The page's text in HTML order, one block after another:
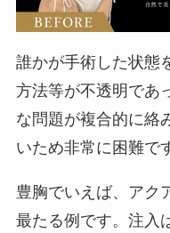
誰かが手術した状態
方法等が不透明であ
な問題が複合的に絡
いため非常に困難で
豊胸でいえば、アク
最たる例です。注入